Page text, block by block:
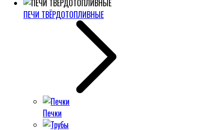
ПЕЧИ ТВЁРДОТОПЛИВНЫЕ
Печки